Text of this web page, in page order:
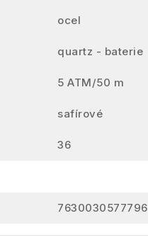
ocel
quartz - baterie
5 ATM/50 m
safírové
36
7630030577796